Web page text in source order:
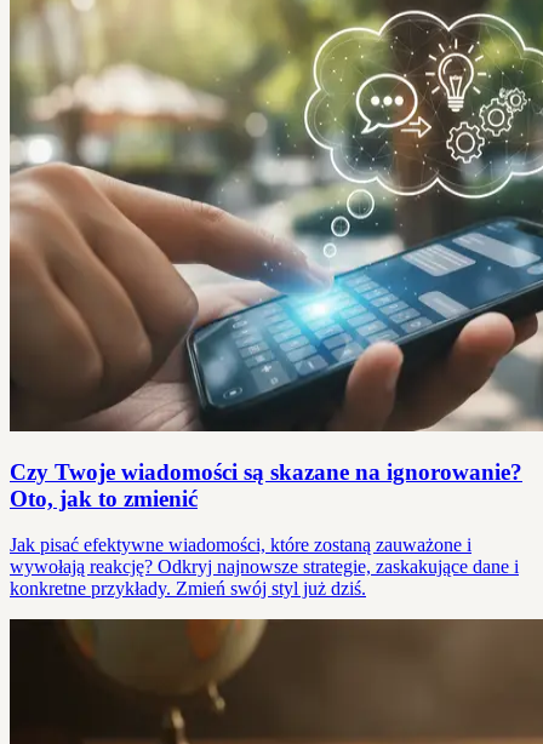
Czy Twoje wiadomości są skazane na ignorowanie?
Oto, jak to zmienić
Jak pisać efektywne wiadomości, które zostaną zauważone i
wywołają reakcję? Odkryj najnowsze strategie, zaskakujące dane i
konkretne przykłady. Zmień swój styl już dziś.